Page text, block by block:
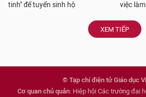
tinh" để tuyển sinh hộ
việc
XEM TIẾP
© Tạp chí điện tử Giáo dục
Cơ quan chủ quản: Hiệp hội Các trường đại